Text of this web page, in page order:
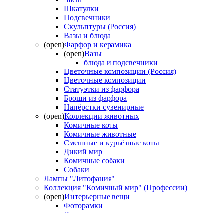
Шкатулки
Подсвечники
Скульптуры (Россия)
Вазы и блюда
(open)Фарфор и керамика
(open)Вазы
блюда и подсвечники
Цветочные композиции (Россия)
Цветочные композиции
Статуэтки из фарфора
Броши из фарфора
Напёрстки сувенирные
(open)Коллекции животных
Комичные коты
Комичные животные
Смешные и курьёзные коты
Дикий мир
Комичные собаки
Собаки
Лампы "Литофания"
Коллекция "Комичный мир" (Профессии)
(open)Интерьерные вещи
Фоторамки